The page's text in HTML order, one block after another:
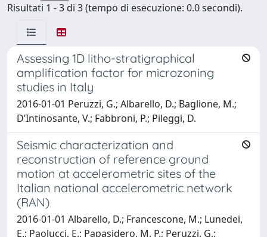
Risultati 1 - 3 di 3 (tempo di esecuzione: 0.0 secondi).
Assessing 1D litho-stratigraphical
amplification factor for microzoning
studies in Italy
2016-01-01 Peruzzi, G.; Albarello, D.; Baglione, M.;
D’Intinosante, V.; Fabbroni, P.; Pileggi, D.
Seismic characterization and
reconstruction of reference ground
motion at accelerometric sites of the
Italian national accelerometric network
(RAN)
2016-01-01 Albarello, D.; Francescone, M.; Lunedei,
E.; Paolucci, E.; Papasidero, M. P.; Peruzzi, G.;